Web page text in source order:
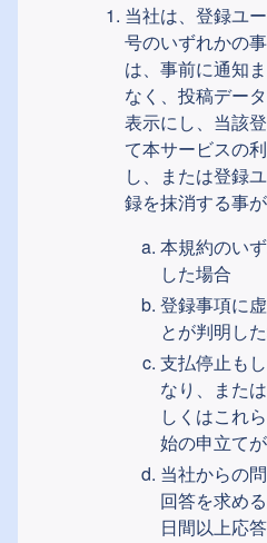
当社は、登録ユ
号のいずれかの
は、事前に通知
なく、投稿デー
表示にし、当該
て本サービスの
し、または登録
録を抹消する事が
本規約のい
した場合
登録事項に
とが判明し
支払停止も
なり、また
しくはこれ
始の申立て
当社からの
回答を求め
日間以上応